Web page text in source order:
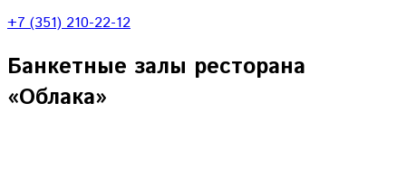
+7 (351) 210-22-12
Банкетные залы ресторана
«Облака»